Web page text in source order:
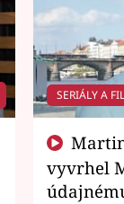
SERIÁLY A
vyvrhel